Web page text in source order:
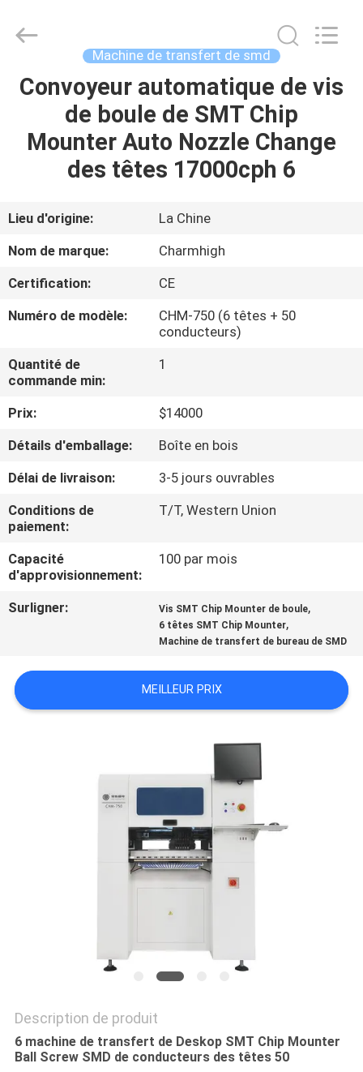
MAISON
PRODUITS
À
DE
NOUS
VISITE
DE
CONTRÔLE
QUALITÉ
CONTACTEZ-
NOUS
SHOPPING
ON
CONFIDENTIALITÉ
CHARMHIGH
TECHNOLOGY
Reserved.
Machine de transfert de smd
Convoyeur automatique de vis
de boule de SMT Chip
Mounter Auto Nozzle Change
des têtes 17000cph 6
Lieu d'origine:
La Chine
Nom de marque:
Charmhigh
Certification:
CE
Numéro de modèle:
CHM-750 (6 têtes + 50
conducteurs)
Quantité de
commande min:
1
Prix:
$14000
Détails d'emballage:
Boîte en bois
Délai de livraison:
3-5 jours ouvrables
Conditions de
paiement:
T/T, Western Union
Capacité
d'approvisionnement:
100 par mois
Surligner: Vis SMT Chip Mounter de boule,
6 têtes SMT Chip Mounter,
Machine de transfert de bureau de SMD
MEILLEUR PRIX
Description de produit
6 machine de transfert de Deskop SMT Chip Mounter
Ball Screw SMD de conducteurs des têtes 50